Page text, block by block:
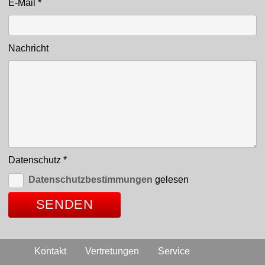
E-Mail *
Nachricht
Datenschutz *
Datenschutzbestimmungen gelesen
Kontakt Vertretungen Service